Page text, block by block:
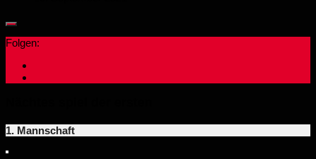
Folgen:
1. Mannschaft